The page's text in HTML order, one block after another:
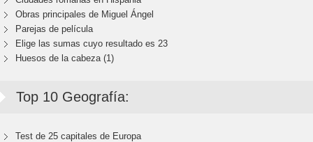
Obras principales de Miguel Ángel
Parejas de película
Elige las sumas cuyo resultado es 23
Huesos de la cabeza (1)
Top 10 Geografía:
Test de 25 capitales de Europa